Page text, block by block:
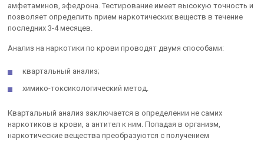
амфетаминов, эфедрона. Тестирование имеет высокую точность и
позволяет определить прием наркотических веществ в течение
последних 3-4 месяцев.
Анализ на наркотики по крови проводят двумя способами:
квартальный анализ;
химико-токсикологический метод.
Квартальный анализ заключается в определении не самих
наркотиков в крови, а антител к ним. Попадая в организм,
наркотические вещества преобразуются с получением